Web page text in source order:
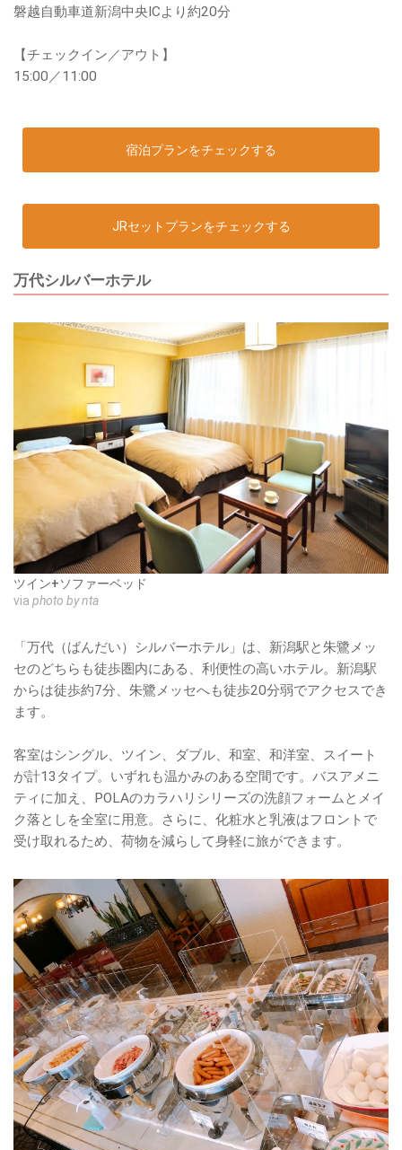
磐越自動車道新潟中央ICより約20分
【チェックイン／アウト】
15:00／11:00
宿泊プランをチェックする
JRセットプランをチェックする
万代シルバーホテル
ツイン+ソファーベッド
via photo by nta
「万代（ばんだい）シルバーホテル」は、新潟駅と朱鷺メッ
セのどちらも徒歩圏内にある、利便性の高いホテル。新潟駅
からは徒歩約7分、朱鷺メッセへも徒歩20分弱でアクセスでき
ます。
客室はシングル、ツイン、ダブル、和室、和洋室、スイート
が計13タイプ。いずれも温かみのある空間です。バスアメニ
ティに加え、POLAのカラハリシリーズの洗顔フォームとメイ
ク落としを全室に用意。さらに、化粧水と乳液はフロントで
受け取れるため、荷物を減らして身軽に旅ができます。